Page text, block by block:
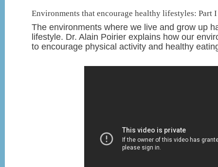
Environments that encourage healthy lifestyles: Part I
The environments where we live and grow up
lifestyle. Dr. Alain Poirier explains how our
to encourage physical activity and healthy